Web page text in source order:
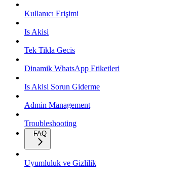
Kullanıcı Erişimi
Is Akisi
Tek Tikla Gecis
Dinamik WhatsApp Etiketleri
Is Akisi Sorun Giderme
Admin Management
Troubleshooting
FAQ
Uyumluluk ve Gizlilik